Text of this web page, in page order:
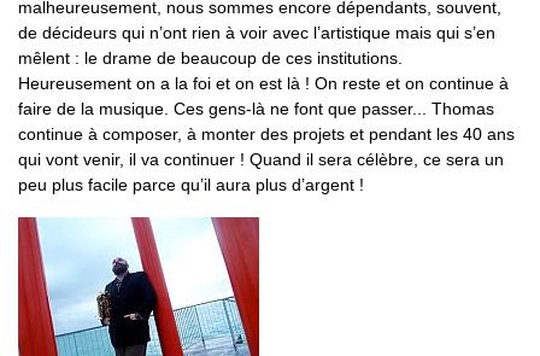
malheureusement, nous sommes encore dépendants, souvent,
de décideurs qui n’ont rien à voir avec l’artistique mais qui s’en
mêlent : le drame de beaucoup de ces institutions.
Heureusement on a la foi et on est là ! On reste et on continue à
faire de la musique. Ces gens-là ne font que passer... Thomas
continue à composer, à monter des projets et pendant les 40 ans
qui vont venir, il va continuer ! Quand il sera célèbre, ce sera un
peu plus facile parce qu’il aura plus d’argent !